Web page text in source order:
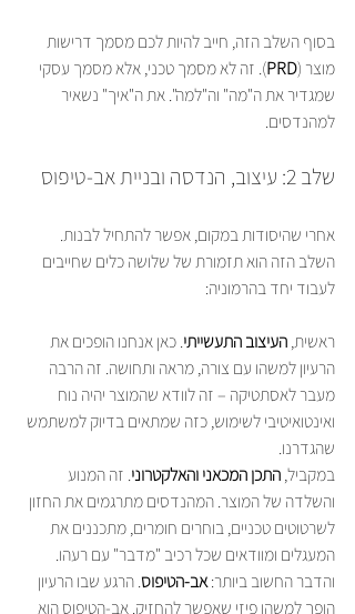
בסוף השלב הזה, חייב להיות לכם מסמך דרישות
מוצר (PRD). זה לא מסמך טכני, אלא מסמך עסקי
שמגדיר את ה"מה" וה"למה". את ה"איך" נשאיר
למהנדסים.
שלב 2: עיצוב, הנדסה ובניית אב-טיפוס
אחרי שהיסודות במקום, אפשר להתחיל לבנות.
השלב הזה הוא תזמורת של שלושה כלים שחייבים
לעבוד יחד בהרמוניה:
ראשית, העיצוב התעשייתי. כאן אנחנו הופכים את
הרעיון למשהו עם צורה, מראה ותחושה. זה הרבה
מעבר לאסתטיקה – זה לוודא שהמוצר יהיה נוח
ואינטואיטיבי לשימוש, כזה שמתאים בדיוק למשתמש
במקביל, התכן המכאני והאלקטרוני. זה המנוע
והשלדה של המוצר. המהנדסים מתרגמים את החזון
לשרטוטים טכניים, בוחרים חומרים, מתכננים את
והדבר החשוב ביותר: אב-הטיפוס. הרגע שבו הרעיון
הופך למשהו פיזי שאפשר להחזיק. אב-הטיפוס הוא